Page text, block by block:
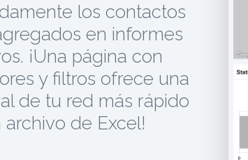
los contactos
en informes
¡Una página con
y filtros ofrece una
de tu red más rápido
de Excel!